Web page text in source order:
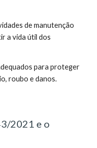
de manutenção
a vida útil dos
para proteger
roubo e danos.
2021 e o